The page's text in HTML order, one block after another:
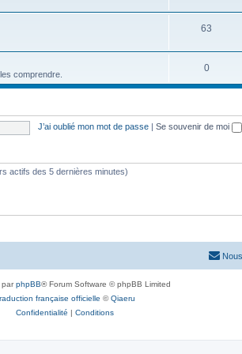
63
comprendre.
0
J’ai oublié mon mot de passe Se souvenir de moi
actifs des 5 dernières minutes)
parphpBB® Forum Software © phpBB Limited
française officielle ©Qiaeru
Confidentialité | Conditions